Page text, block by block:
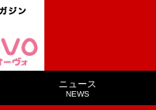
ニュース
NEWS